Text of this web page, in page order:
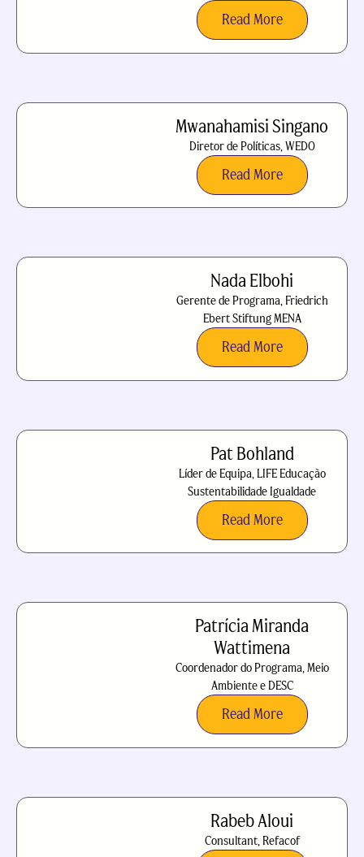
Read More
Mwanahamisi Singano
Diretor de Políticas, WEDO
Read More
Nada Elbohi
Gerente de Programa, Friedrich
Ebert Stiftung MENA
Read More
Pat Bohland
Líder de Equipa, LIFE Educação
Sustentabilidade Igualdade
Read More
Patrícia Miranda
Wattimena
Coordenador do Programa, Meio
Ambiente e DESC
Read More
Rabeb Aloui
Consultant, Refacof